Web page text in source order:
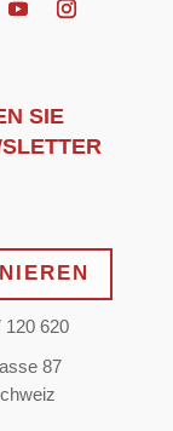
SIE
120 620
87